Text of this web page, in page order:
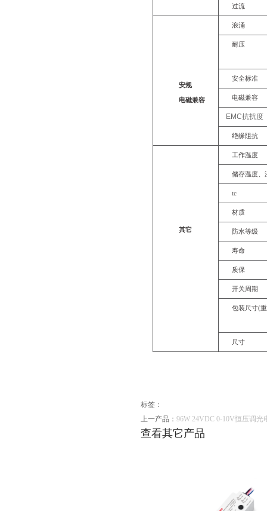
过流
安规
电磁兼容
浪涌
耐压
安全标准
电磁兼容
EMC抗扰度
绝缘阻抗
其它
工作温度
储存温度、
tc
材质
防水等级
寿命
质保
开关周期
包装尺寸(
尺寸
标签：
上一产品： 96W 24VDC 0-10V恒压调光
查看其它产品